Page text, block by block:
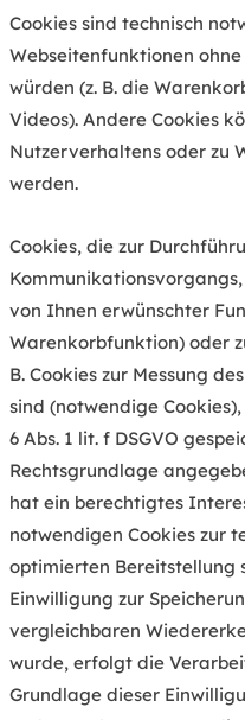
Cookies sind technisch
Webseitenfunktionen
würden (z. B. die
Videos). Andere Cookies
Nutzerverhaltens oder zu
werden.
Cookies, die zur
von Ihnen erwünschter
Warenkorbfunktion) oder
B. Cookies zur Messung
sind (notwendige
6 Abs. 1 lit. f DSGVO
Rechtsgrundlage
hat ein berechtigtes
notwendigen Cookies zur
optimierten Bereitstellung
Einwilligung zur
vergleichbaren
wurde, erfolgt die
Grundlage dieser